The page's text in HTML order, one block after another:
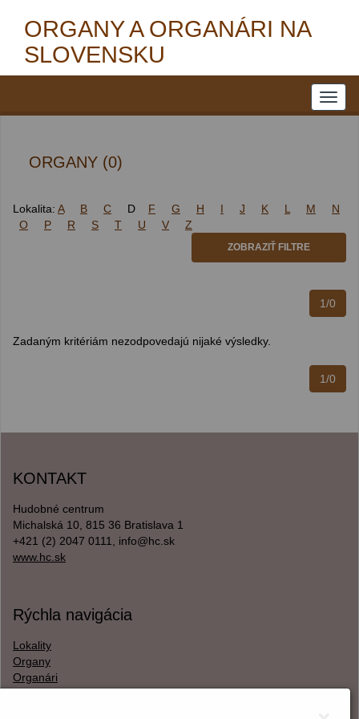
ORGANY A ORGANÁRI NA
SLOVENSKU
ORGANY (0)
Lokalita: A B C D F G H I J K L M
N
O
P R S T U V Z
ZOBRAZIŤ FILTRE
1/0
Zadaným kritériám nezodpovedajú nijaké výsledky.
1/0
KONTAKT
Hudobné centrum
Michalská 10, 815 36 Bratislava 1
+421 (2) 2047 0111, info@hc.sk
www.hc.sk
Rýchla navigácia
Lokality
Organy
Organári